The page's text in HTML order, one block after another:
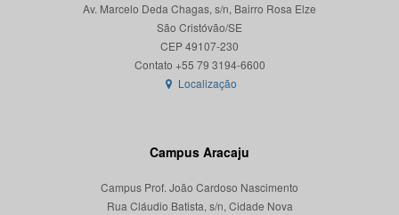
Av. Marcelo Deda Chagas, s/n, Bairro Rosa Elze
São Cristóvão/SE
CEP 49107-230
Localização
Campus Aracaju
Campus Prof. João Cardoso Nascimento
Rua Cláudio Batista, s/n, Cidade Nova